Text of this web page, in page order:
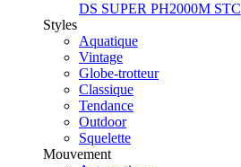
DS SUPER PH2000M STC
Styles
Aquatique
Vintage
Globe-trotteur
Classique
Tendance
Outdoor
Squelette
Mouvement